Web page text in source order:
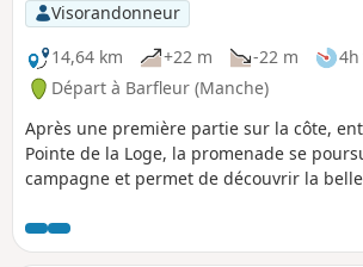
Visorandonneur
14,64 km
+22 m -22 m 4h
Départ à Barfleur (Manche)
Après une première partie sur la côte,
Pointe de la Loge, la promenade se
campagne et permet de découvrir la